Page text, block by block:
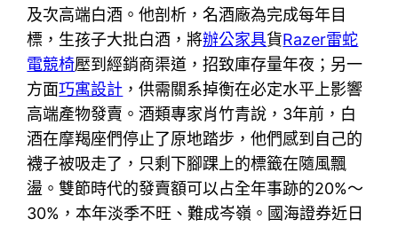
及次高端白酒。他剖析，名酒廠為完成每年目
標，生孩子大批白酒，將辦公家具貨Razer雷蛇
電競椅壓到經銷商渠道，招致庫存量年夜；另一
方面巧寓設計 ，供需關系掉衡在必定水平上影響
高端產物發賣。酒類專家肖竹青說，3年前，白
酒在摩羯座們停止了原地踏步，他們感到自己的
襪子被吸走了，只剩下腳踝上的標籤在隨風飄
盪。雙節時代的發賣額可以占全年事跡的20%～
30%，本年淡季不旺、難成岑嶺。國海證券近日